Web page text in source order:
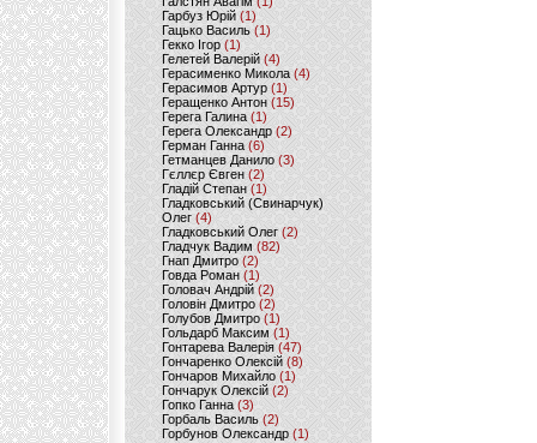
Гарбуз Юрій (1)
Гацько Василь (1)
Гекко Ігор(1)
Гелетей Валерій (4)
Герасименко Микола (4)
Герасимов Артур (1)
Геращенко Антон(15)
Герега Галина (1)
Герега Олександр (2)
Герман Ганна (6)
Гетманцев Данило (3)
Гєллєр Євген (2)
Гладій Степан(1)
Гладковський (Свинарчук)
Олег (4)
Гладковський Олег (2)
Гладчук Вадим (82)
Гнап Дмитро (2)
Говда Роман(1)
Головач Андрій (2)
Головін Дмитро (2)
Голубов Дмитро (1)
Гольдарб Максим(1)
Гонтарева Валерія (47)
Гончаренко Олексій(8)
Гончаров Михайло (1)
Гончарук Олексій (2)
Гопко Ганна (3)
Горбаль Василь (2)
Горбунов Олександр (1)